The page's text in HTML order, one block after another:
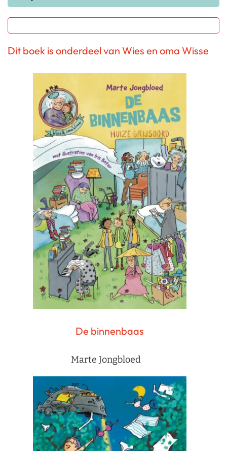
Dit boek is onderdeel van Wies en oma Wisse
De binnenbaas
Marte Jongbloed